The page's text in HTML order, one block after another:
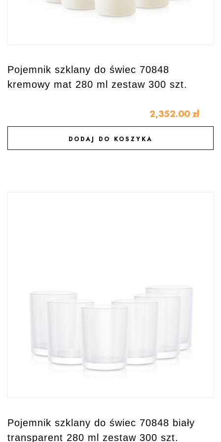
Pojemnik szklany do świec 70848
kremowy mat 280 ml zestaw 300 szt.
2,352.00 zł
DODAJ DO KOSZYKA
DODAJ DO ULUBIONYCH
Pojemnik szklany do świec 70848 biały
transparent 280 ml zestaw 300 szt.